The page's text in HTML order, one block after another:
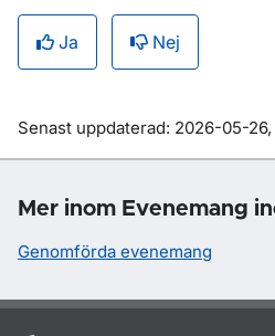
Ja Nej
Om sidan
Senast uppdaterad: 2026-05-26,
Mer inom Evenemang
Genomförda evenemang